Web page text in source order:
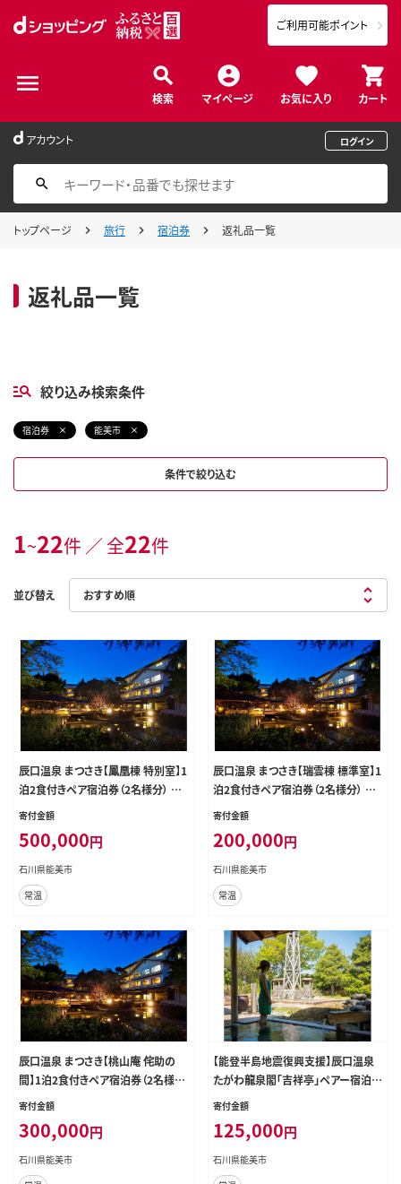
検索 マイページ お気に入り カート
ご利用可能ポイント
アカウント ログイン
トップページ 旅行 宿泊券 返礼品一覧
返礼品一覧
絞り込み検索条件
宿泊券 能美市
条件で絞り込む
1~22件 ／ 全22件
並び替え
辰口温泉 まつさき【鳳凰棟 特別室】1
泊2食付きペア宿泊券（2名様分） 温
泉露天風呂＋温泉内風呂付（和室ま
寄付金額
500,000円
石川県能美市
常温
辰口温泉 まつさき【瑞雲棟 標準室】1
泊2食付きペア宿泊券（2名様分） ユ
ニットバス付（和室）
寄付金額
200,000円
石川県能美市
常温
辰口温泉 まつさき【桃山庵 侘助の
間】1泊2食付きペア宿泊券（2名様
分） 温泉半露天風呂付（和洋室）
寄付金額
300,000円
石川県能美市
【能登半島地震復興支援】辰口温泉
たがわ龍泉閣「吉祥亭」ペアー宿泊
券
寄付金額
125,000円
石川県能美市